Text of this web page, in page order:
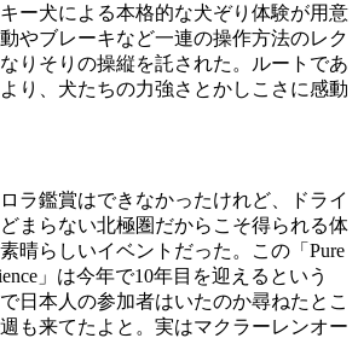
ー犬による本格的な犬ぞり体験が用意
やブレーキなど一連の操作方法のレク
りそりの操縦を託された。ルートであ
り、犬たちの力強さとかしこさに感動
ラ鑑賞はできなかったけれど、ドライ
まらない北極圏だからこそ得られる体
晴らしいイベントだった。この「Pure
」は今年で10年目を迎えるという
日本人の参加者はいたのか尋ねたとこ
も来てたよと。実はマクラーレンオー